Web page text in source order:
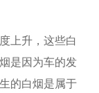
上升，这些白
是因为车的发
的白烟是属于